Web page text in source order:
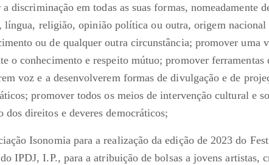
discriminação em todas as suas formas, nomeadamente
língua, religião, opinião política ou outra, origem nacional
ou de qualquer outra circunstância; promover uma
o conhecimento e respeito mútuo; promover ferramentas
voz e a desenvolverem formas de divulgação e de
promover todos os meios de intervenção cultural e
dos direitos e deveres democráticos;
Isonomia para a realização da edição de 2023 do
IPDJ, I.P., para a atribuição de bolsas a jovens artistas,